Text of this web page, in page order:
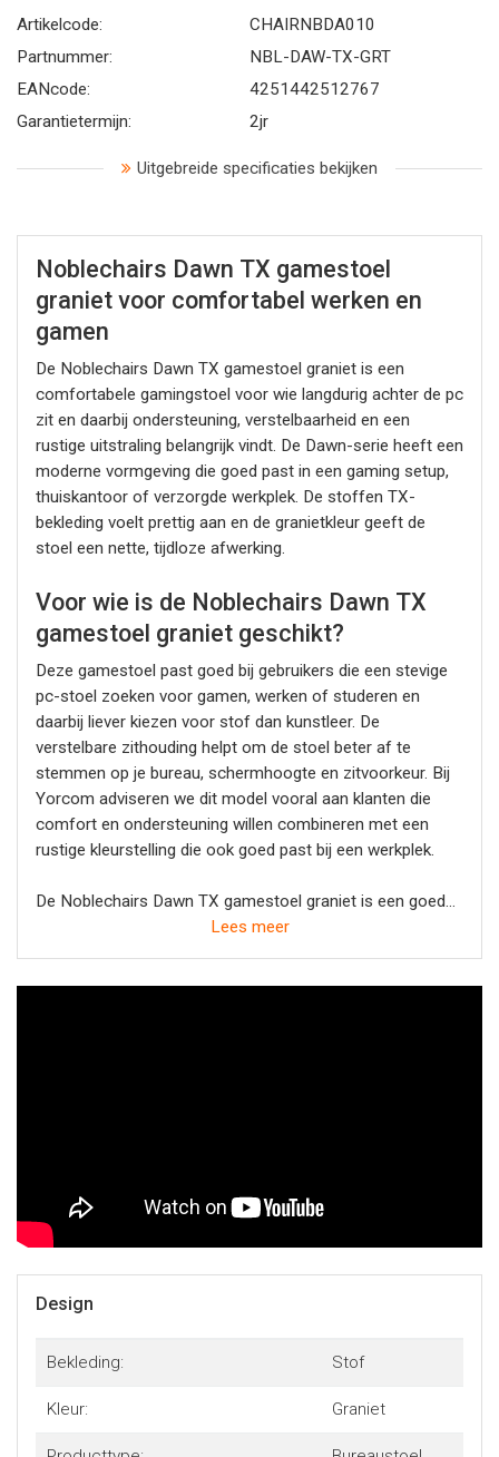
Artikelcode:
CHAIRNBDA010
Partnummer:
NBL-DAW-TX-GRT
EANcode:
4251442512767
Garantietermijn:
2jr
Uitgebreide specificaties bekijken
Noblechairs Dawn TX gamestoel
graniet voor comfortabel werken en
gamen
De Noblechairs Dawn TX gamestoel graniet is een
comfortabele gamingstoel voor wie langdurig achter de pc
zit en daarbij ondersteuning, verstelbaarheid en een
rustige uitstraling belangrijk vindt. De Dawn-serie heeft een
moderne vormgeving die goed past in een gaming setup,
thuiskantoor of verzorgde werkplek. De stoffen TX-
bekleding voelt prettig aan en de granietkleur geeft de
stoel een nette, tijdloze afwerking.
Voor wie is de Noblechairs Dawn TX
gamestoel graniet geschikt?
Deze gamestoel past goed bij gebruikers die een stevige
pc-stoel zoeken voor gamen, werken of studeren en
daarbij liever kiezen voor stof dan kunstleer. De
verstelbare zithouding helpt om de stoel beter af te
stemmen op je bureau, schermhoogte en zitvoorkeur. Bij
Yorcom adviseren we dit model vooral aan klanten die
comfort en ondersteuning willen combineren met een
rustige kleurstelling die ook goed past bij een werkplek.
De Noblechairs Dawn TX gamestoel graniet is een goede
keuze voor wie een comfortabele gamestoel zoekt met
Lees meer
Design
Bekleding: Stof
Kleur: Graniet